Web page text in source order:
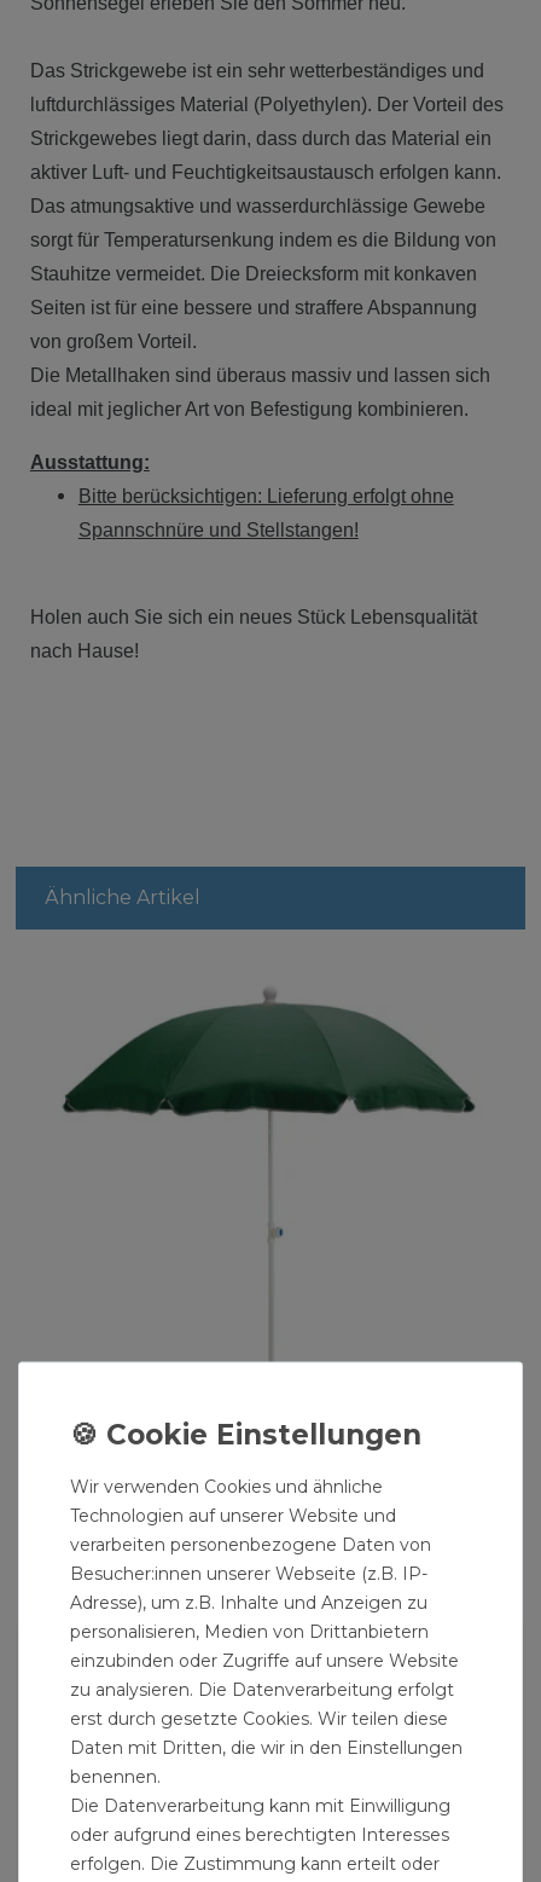
Das Strickgewebe ist ein sehr wetterbeständiges und
luftdurchlässiges Material (Polyethylen). Der Vorteil des
Strickgewebes liegt darin, dass durch das Material ein
aktiver Luft- und Feuchtigkeitsaustausch erfolgen kann.
Das atmungsaktive und wasserdurchlässige Gewebe
sorgt für Temperatursenkung indem es die Bildung von
Stauhitze vermeidet. Die Dreiecksform mit konkaven
Seiten ist für eine bessere und straffere Abspannung
von großem Vorteil.
Die Metallhaken sind überaus massiv und lassen sich
ideal mit jeglicher Art von Befestigung kombinieren.
Ausstattung:
Bitte berücksichtigen: Lieferung erfolgt ohne
Spannschnüre und Stellstangen!
Holen auch Sie sich ein neues Stück Lebensqualität
nach Hause!
Ähnliche Artikel
Strandschirm grün 180 / UV30
39,99 € *
Wir verwenden Cookies und ähnliche
Technologien auf unserer Website und
verarbeiten personenbezogene Daten von
Besucher:innen unserer Webseite (z.B. IP-
Adresse), um z.B. Inhalte und Anzeigen zu
personalisieren, Medien von Drittanbietern
einzubinden oder Zugriffe auf unsere Website
zu analysieren. Die Datenverarbeitung erfolgt
erst durch gesetzte Cookies. Wir teilen diese
Daten mit Dritten, die wir in den Einstellungen
benennen.
Die Datenverarbeitung kann mit Einwilligung
oder aufgrund eines berechtigten Interesses
erfolgen. Die Zustimmung kann erteilt oder